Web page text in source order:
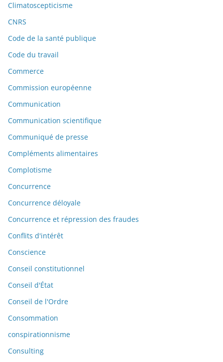
Climatoscepticisme
CNRS
Code de la santé publique
Code du travail
Commerce
Commission européenne
Communication
Communication scientifique
Communiqué de presse
Compléments alimentaires
Complotisme
Concurrence
Concurrence déloyale
Concurrence et répression des fraudes
Conflits d'intérêt
Conscience
Conseil constitutionnel
Conseil d'État
Conseil de l'Ordre
Consommation
conspirationnisme
Consulting